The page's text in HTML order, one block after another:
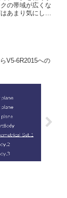
の帯域が広くな
あまり気にしな
V5-6R2015への